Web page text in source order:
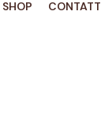
SHOP